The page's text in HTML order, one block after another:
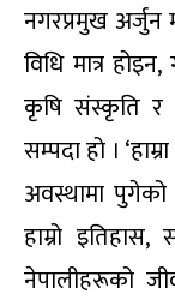
नगरप्रमुख अर्जुन
विधि मात्र
कृषि संस्कृति र
सम्पदा हो ।
अवस्थामा
हाम्रो
नेपालीहरूको